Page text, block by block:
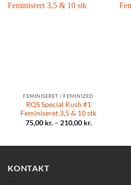
FEMINISERET / FEMINIZED
RQS Special Kush #1
Feminiseret 3,5 & 10 stk
75,00 kr.– 210,00 kr.
KONTAKT